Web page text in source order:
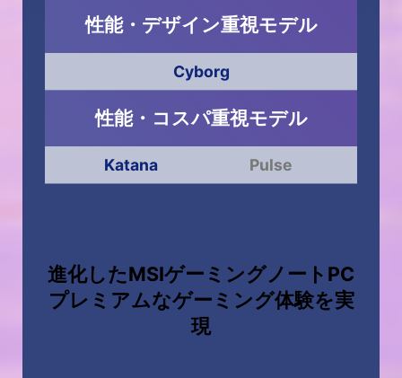
性能・デザイン重視モデル
Cyborg
インテル
Core™ i7-12650H
NVIDIA ®GeForce RTX™ 4050 Laptop GPU搭載
16GB（8GB ×2）DDR5
512GB（M.2 NVMe）
性能・コスパ重視モデル
Katana Pulse
Core™ i7-12650H
Windows 11 Home
（MSIはビジネスに Windows 11 Pro をお勧めし
ます）
進化したMSIゲーミングノートPC
プレミアムなゲーミング体験を実
現